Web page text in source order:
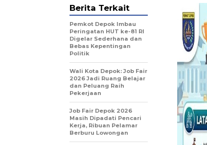
Berita Terkait
Pemkot Depok Imbau
Peringatan HUT ke-81 RI
Digelar Sederhana dan
Bebas Kepentingan
Politik
Wali Kota Depok: Job Fair
2026 Jadi Ruang Belajar
dan Peluang Raih
Pekerjaan
Job Fair Depok 2026
Masih Dipadati Pencari
Kerja, Ribuan Pelamar
Berburu Lowongan